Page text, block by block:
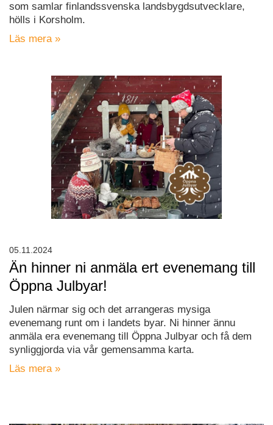
som samlar finlandssvenska landsbygdsutvecklare,
hölls i Korsholm.
Läs mera »
Än hinner ni anmäla ert evenemang till
Öppna Julbyar!
Julen närmar sig och det arrangeras mysiga
evenemang runt om i landets byar. Ni hinner ännu
anmäla era evenemang till Öppna Julbyar och få dem
synliggjorda via vår gemensamma karta.
Läs mera »
05.11.2024